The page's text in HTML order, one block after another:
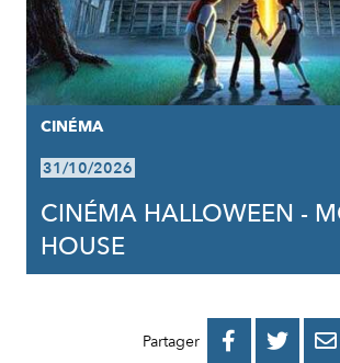
CINÉMA
31/10/2026
CINÉMA HALLOWEEN -
HOUSE
Partager 
PARTAGER
 